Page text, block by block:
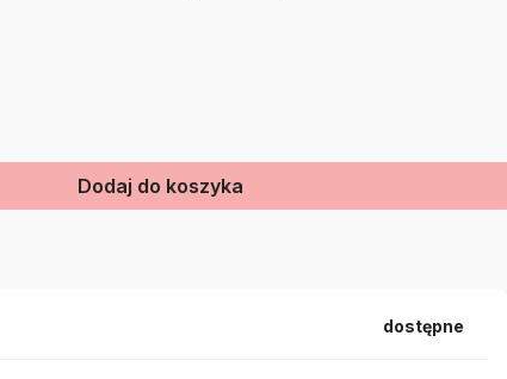
Dodaj do koszyka
dostępne